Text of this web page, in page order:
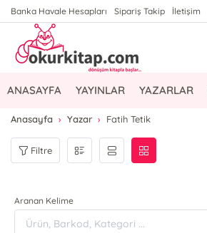
Banka Havale Hesapları Sipariş Takip İletişim
ANASAYFA YAYINLAR YAZARLAR
Anasayfa Yazar Fatih Tetik
Filtre
Aranan Kelime